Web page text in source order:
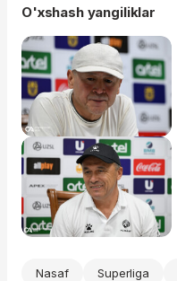
O'xshash yangiliklar
Nasaf Superliga